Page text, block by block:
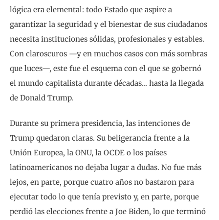
lógica era elemental: todo Estado que aspire a
garantizar la seguridad y el bienestar de sus ciudadanos
necesita instituciones sólidas, profesionales y estables.
Con claroscuros —y en muchos casos con más sombras
que luces—, este fue el esquema con el que se gobernó
el mundo capitalista durante décadas… hasta la llegada
de Donald Trump.
Durante su primera presidencia, las intenciones de
Trump quedaron claras. Su beligerancia frente a la
Unión Europea, la ONU, la OCDE o los países
latinoamericanos no dejaba lugar a dudas. No fue más
lejos, en parte, porque cuatro años no bastaron para
ejecutar todo lo que tenía previsto y, en parte, porque
perdió las elecciones frente a Joe Biden, lo que terminó